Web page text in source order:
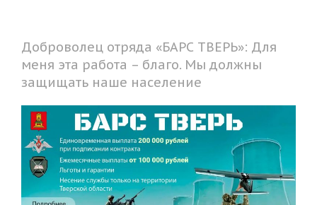
Доброволец отряда «БАРС ТВЕРЬ»: Для
меня эта работа – благо. Мы должны
защищать наше население